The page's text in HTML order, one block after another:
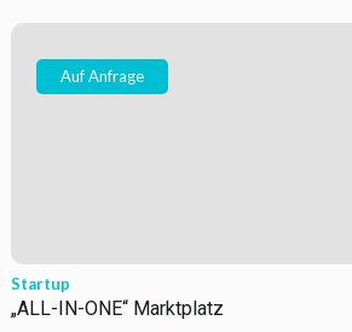
Auf Anfrage
Startup
„ALL-IN-ONE“ Marktplatz